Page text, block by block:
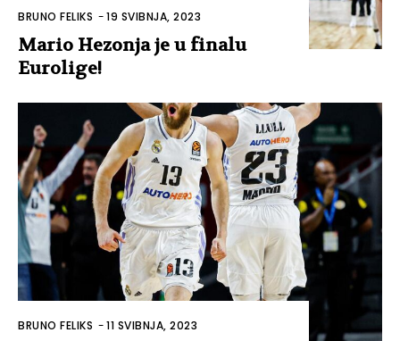
BRUNO FELIKS -19 SVIBNJA, 2023
Mario Hezonja je u finalu
Eurolige!
BRUNO FELIKS -11 SVIBNJA, 2023